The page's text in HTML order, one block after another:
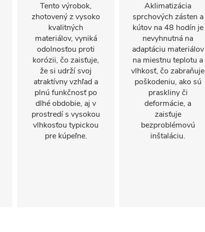
Tento výrobok,
zhotovený z vysoko
kvalitných
materiálov, vyniká
odolnosťou proti
korózii, čo zaisťuje,
že si udrží svoj
atraktívny vzhľad a
plnú funkčnosť po
dlhé obdobie, aj v
prostredí s vysokou
vlhkosťou typickou
pre kúpeľne.
Aklimatizácia
sprchových zásten a
kútov na 48 hodín je
nevyhnutná na
adaptáciu materiálov
na miestnu teplotu a
vlhkosť, čo zabraňuje
poškodeniu, ako sú
praskliny či
deformácie, a
zaisťuje
bezproblémovú
inštaláciu.